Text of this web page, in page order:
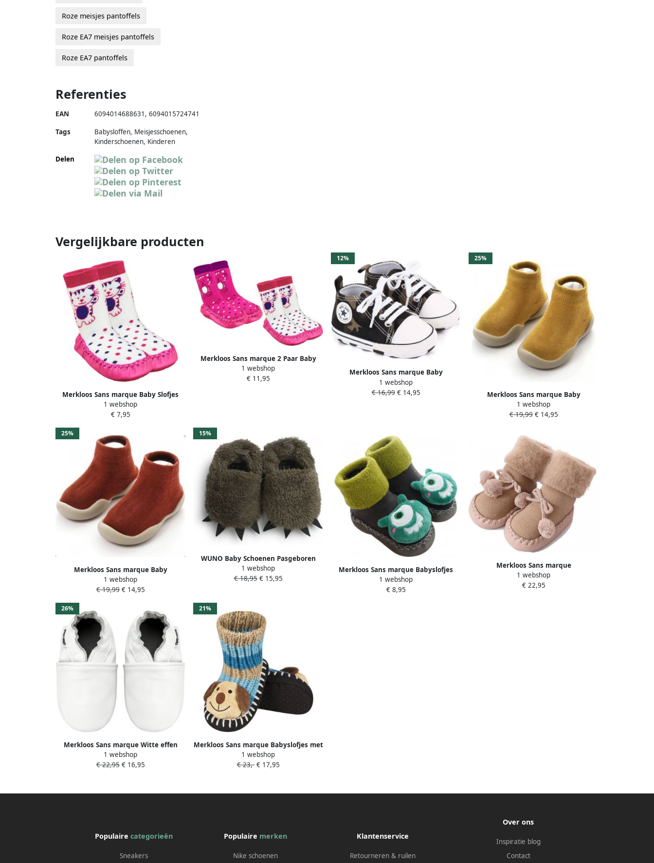
Roze meisjes pantoffels
Roze EA7 meisjes pantoffels
Roze EA7 pantoffels
Referenties
EAN 6094014688631 , 6094015724741
Tags
Babysloffen, Meisjesschoenen,
Kinderschoenen, Kinderen
Delen
Vergelijkbare producten
Merkloos Sans marque Baby Slofjes
Meisjes Pantoffels Katjes Roze Ecru
1 webshop
€ 7,95
Merkloos Sans marque 2 Paar Baby
Slofjes Meisjes Pantoffels Katjes
1 webshop
€ 11,95
12%
Merkloos Sans marque Baby
Schoentjes Pasgeboren Babyschoenen
Eerste Baby Schoen 0-12 maanden
1 webshop
€ 16,99€ 14,95
25%
Merkloos Sans marque Baby
Schoentjes Pasgeboren Babyschoenen
Eerste Baby Schoen 0-12 maanden
1 webshop
€ 19,99€ 14,95
25%
Merkloos Sans marque Baby
Schoentjes Pasgeboren Babyschoenen
Eerste Baby Schoen 0-12 maanden
1 webshop
€ 19,99€ 14,95
15%
WUNO Baby Schoenen Pasgeboren
Babyschoenen met strik Eerste Baby
Schoentjes 6-12 maanden Zachte Zool
1 webshop
€ 18,95€ 15,95
Merkloos Sans marque Babyslofjes
Monstertje Mintgroen | 0 1 Jaar | Anti
slip | Gevoerd | en
1 webshop
€ 8,95
Merkloos Sans marque
Winterschoentjes voor baby's Winter
slofjes Wintersloffen Babyschoentjes
1 webshop
€ 22,95
26%
Merkloos Sans marque Witte effen
babyslofjes van Baby-Slofje -12 mnd
1 webshop
€ 22,95€ 16,95
21%
Merkloos Sans marque Babyslofjes met
hond SOXO pantoffels gebreid
1 webshop
€ 23,-€ 17,95
Populairecategorieën
Sneakers
Populaire merken
Nike schoenen
Klantenservice
Retourneren & ruilen
Over ons
Inspiratie blog
Contact